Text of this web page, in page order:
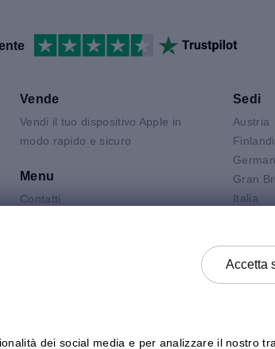
Vende
Vendi il tuo dispositivo Apple in
modo rapido e sicuro
Menu
Contatti
Sedi
Austria
Gran
Italia
Accetta
dei social media e per analizzare il nostro